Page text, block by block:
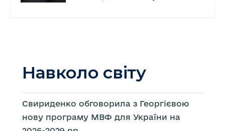
Навколо світу
Свириденко обговорила з Георгієвою
нову програму МВФ для України на